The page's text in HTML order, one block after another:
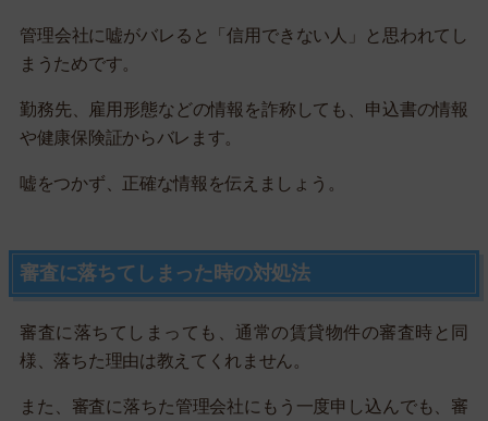
管理会社に嘘がバレると「信用できない人」と思われてし
まうためです。
勤務先、雇用形態などの情報を詐称しても、申込書の情報
や健康保険証からバレます。
嘘をつかず、正確な情報を伝えましょう。
審査に落ちてしまった時の対処法
審査に落ちてしまっても、通常の賃貸物件の審査時と同
様、落ちた理由は教えてくれません。
また、審査に落ちた管理会社にもう一度申し込んでも、審